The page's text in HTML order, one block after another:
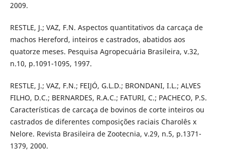
2009.
RESTLE, J.; VAZ, F.N. Aspectos quantitativos da carcaça de
machos Hereford, inteiros e castrados, abatidos aos
quatorze meses. Pesquisa Agropecuária Brasileira, v.32,
n.10, p.1091-1095, 1997.
RESTLE, J.; VAZ, F.N.; FEIJÓ, G.L.D.; BRONDANI, I.L.; ALVES
FILHO, D.C.; BERNARDES, R.A.C.; FATURI, C.; PACHECO, P.S.
Características de carcaça de bovinos de corte inteiros ou
castrados de diferentes composições raciais Charolês x
Nelore. Revista Brasileira de Zootecnia, v.29, n.5, p.1371-
1379, 2000.